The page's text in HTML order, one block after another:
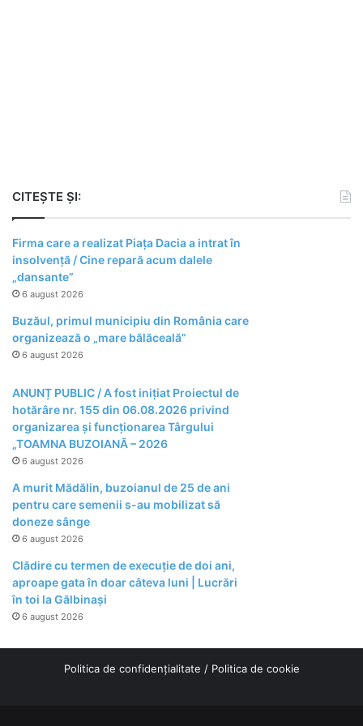
CITEȘTE ȘI:
Firma care a realizat Piața Dacia a intrat în
insolvență / Cine repară acum dalele
„dansante”
6 august 2026
Buzăul, primul municipiu din România care
organizează o „mare bălăceală”
6 august 2026
ANUNȚ PUBLIC / A fost inițiat Proiectul de
hotărâre nr. 155 din 06.08.2026 privind
organizarea şi funcţionarea Târgului
„TOAMNA BUZOIANĂ – 2026
6 august 2026
A murit Mădălin, buzoianul de 25 de ani
pentru care semenii s-au mobilizat să
doneze sânge
6 august 2026
Clădire cu termen de execuție de doi ani,
aproape gata în doar câteva luni | Lucrări
în toi la Gălbinași
6 august 2026
Politica de confidențialitate / Politica de cookie